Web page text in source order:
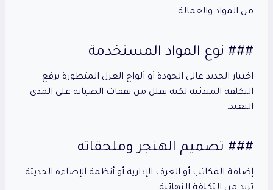
من المواد والعمالة.
### نوع المواد المستخدمة
اختيار الحديد عالي الجودة أو ألواح العزل المتطورة يرفع
التكلفة المبدئية لكنه يقلل من نفقات الصيانة على المدى
البعيد.
### تصميم الهنجر وملحقاته
إضافة المكاتب أو الغرف الإدارية أو أنظمة الإضاءة الحديثة